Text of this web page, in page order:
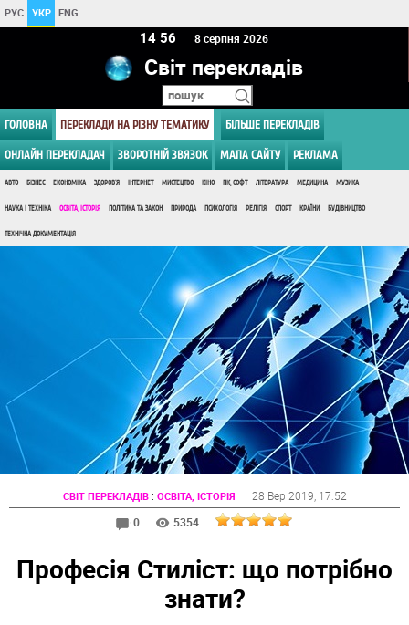
РУС УКР ENG
14:56 8 серпня 2026
Світ перекладів
ГОЛОВНА ПЕРЕКЛАДИ НА РІЗНУ ТЕМАТИКУ БІЛЬШЕ ПЕРЕКЛАДІВ
ОНЛАЙН ПЕРЕКЛАДАЧ ЗВОРОТНІЙ ЗВЯЗОК МАПА САЙТУ РЕКЛАМА
АВТО БІЗНЕС ЕКОНОМІКА ЗДОРОВ'Я ІНТЕРНЕТ МИСТЕЦТВО КІНО ПК, СОФТ ЛІТЕРАТУРА МЕДИЦИНА МУЗИКА
НАУКА І ТЕХНІКА ОСВІТА, ІСТОРІЯ ПОЛІТИКА ТА ЗАКОН ПРИРОДА ПСИХОЛОГІЯ РЕЛІГІЯ СПОРТ КРАЇНИ БУДІВНИЦТВО
ТЕХНІЧНА ДОКУМЕНТАЦІЯ
СВІТ ПЕРЕКЛАДІВ: ОСВІТА, ІСТОРІЯ 28 Вер 2019 , 17:52
0
5354
Професія Стиліст: що потрібно
знати?